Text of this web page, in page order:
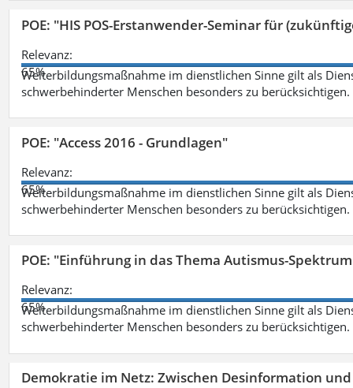
POE: "HIS POS-Erstanwender-Seminar für
Relevanz:
65%
Weiterbildungsmaßnahme im dienstlichen Sinne gilt als
schwerbehinderter Menschen besonders zu berücksichtigen.
POE: "Access 2016 - Grundlagen"
Relevanz:
65%
Weiterbildungsmaßnahme im dienstlichen Sinne gilt als
schwerbehinderter Menschen besonders zu berücksichtigen.
POE: "Einführung in das Thema Autismus-
Relevanz:
65%
Weiterbildungsmaßnahme im dienstlichen Sinne gilt als
schwerbehinderter Menschen besonders zu berücksichtigen.
Demokratie im Netz: Zwischen Desinformation